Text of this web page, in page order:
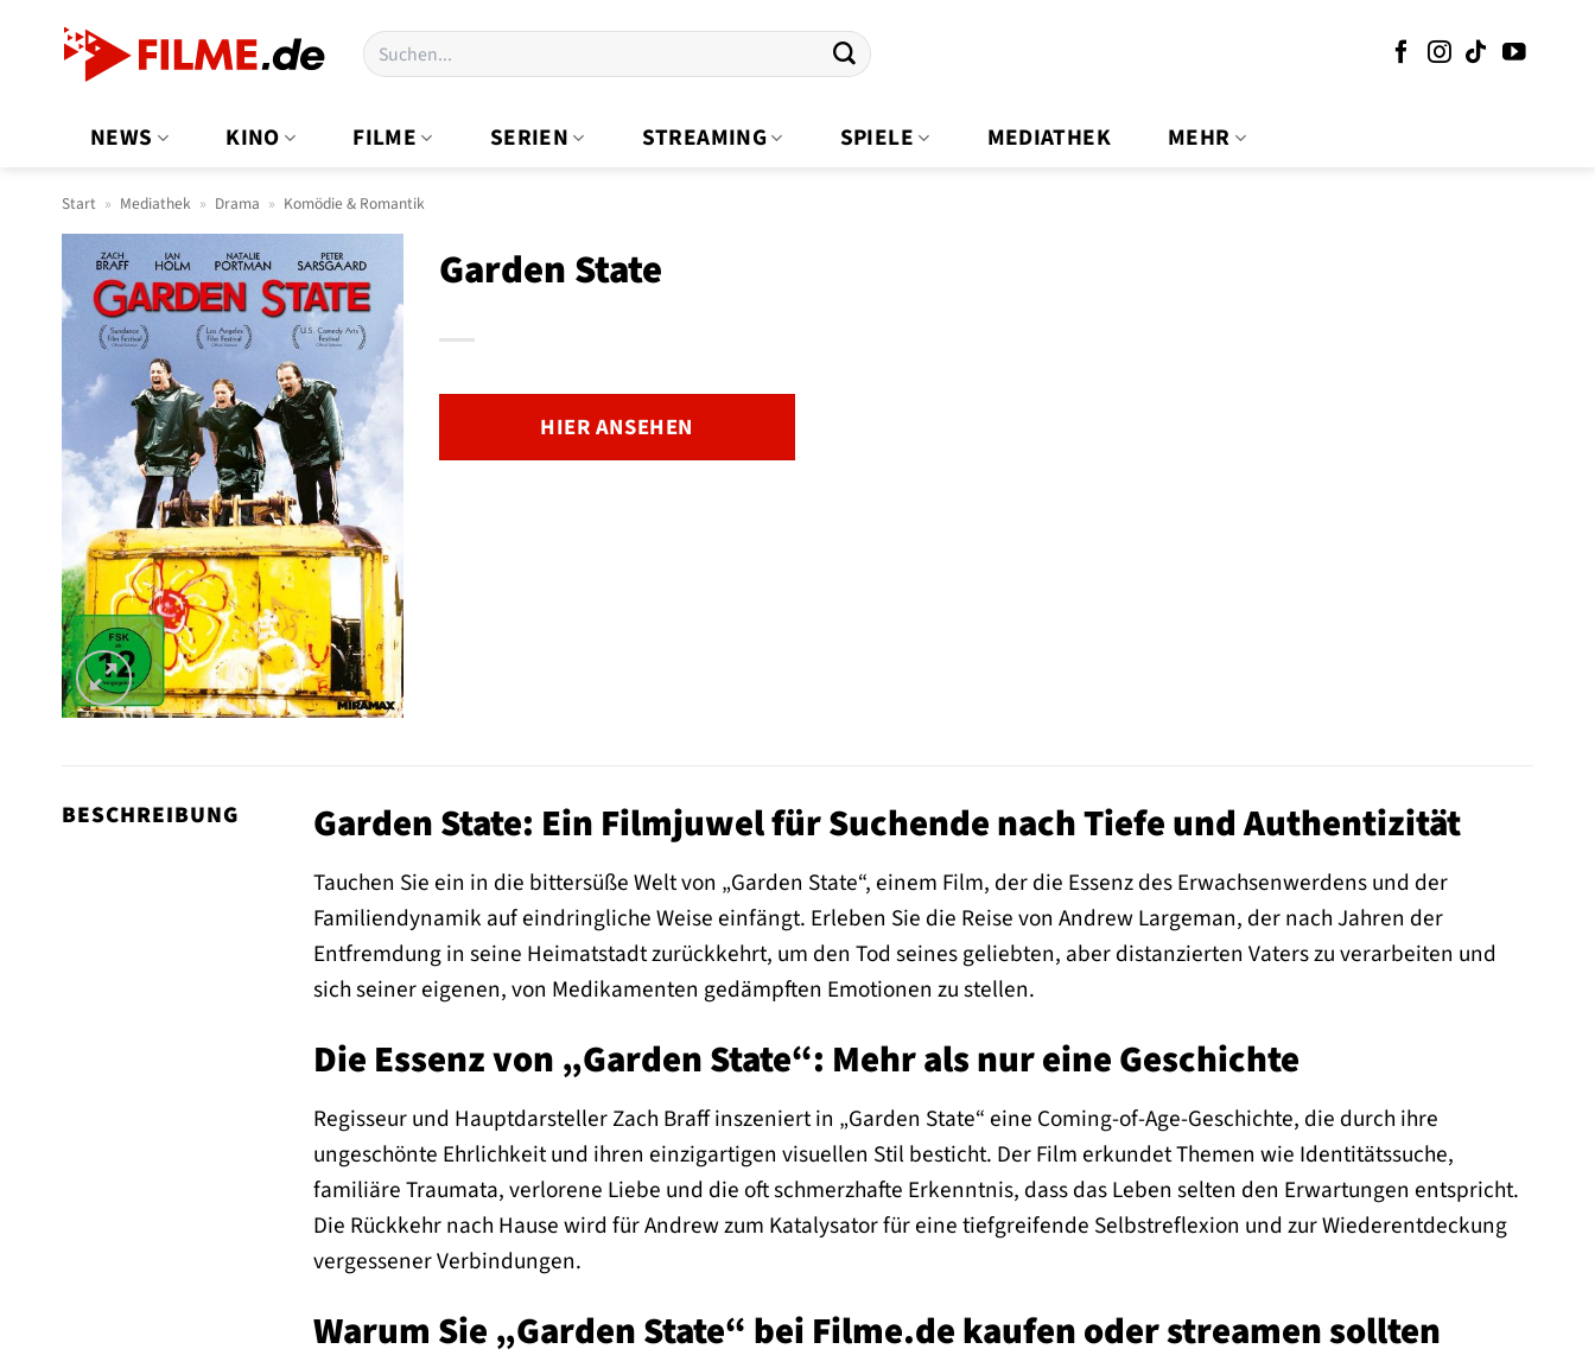
Suchen
nach:
NEWS KINO FILME SERIEN STREAMING SPIELE MEDIATHEK MEHR
Start » Mediathek » Drama » Komödie & Romantik
Garden State
HIER ANSEHEN
BESCHREIBUNG Garden State: Ein Filmjuwel für Suchende nach Tiefe und Authentizität
Tauchen Sie ein in die bittersüße Welt von „Garden State“, einem Film, der die Essenz des Erwachsenwerdens und der
Familiendynamik auf eindringliche Weise einfängt. Erleben Sie die Reise von Andrew Largeman, der nach Jahren der
Entfremdung in seine Heimatstadt zurückkehrt, um den Tod seines geliebten, aber distanzierten Vaters zu verarbeiten und
sich seiner eigenen, von Medikamenten gedämpften Emotionen zu stellen.
Die Essenz von „Garden State“: Mehr als nur eine Geschichte
Regisseur und Hauptdarsteller Zach Braff inszeniert in „Garden State“ eine Coming-of-Age-Geschichte, die durch ihre
ungeschönte Ehrlichkeit und ihren einzigartigen visuellen Stil besticht. Der Film erkundet Themen wie Identitätssuche,
familiäre Traumata, verlorene Liebe und die oft schmerzhafte Erkenntnis, dass das Leben selten den Erwartungen entspricht.
Die Rückkehr nach Hause wird für Andrew zum Katalysator für eine tiefgreifende Selbstreflexion und zur Wiederentdeckung
vergessener Verbindungen.
Warum Sie „Garden State“ bei Filme.de kaufen oder streamen sollten